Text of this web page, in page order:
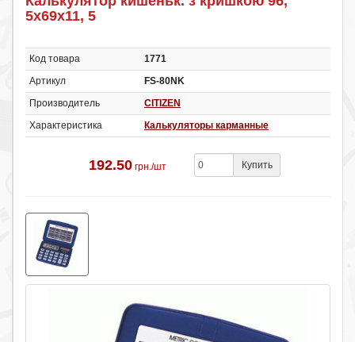
5х69х11, 5
Код товара
1771
Артикул
FS-80NK
Производитель
CITIZEN
Характеристика
Калькуляторы карманные
192.50 грн./шт Купить